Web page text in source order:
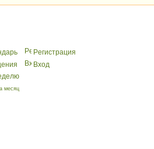
Peгиcтрaция
Вхoд
месяц